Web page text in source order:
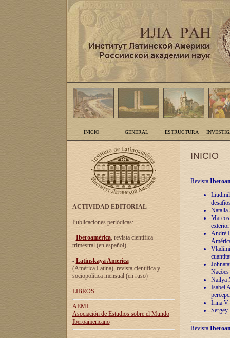
INICIO GENERAL ESTRUCTURA
ACTIVIDAD EDITORIAL
Publicaciones periódicas:
- Iberoamérica, revista científica
trimestral (en español)
- Latinskaya America
(América Latina), revista científica y
sociopolítica mensual (en ruso)
LIBROS
AEMI
Asociación de Estudios sobre el Mundo
Iberoamericano
INICIO
Revista
Natalia
André
Nailya
Isabel
Irina V.
Sergey
Revista